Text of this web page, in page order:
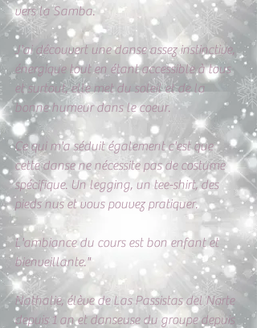
vers la Samba.
J'ai découvert une danse assez instinctive,
énergique tout en étant accessible à tous
et surtout, elle met du soleil et de la
bonne humeur dans le coeur.
Ce qui m'a séduit également c'est que
cette danse ne nécessite pas de costume
spécifique. Un legging, un tee-shirt, des
pieds nus et vous pouvez pratiquer.
L'ambiance du cours est bon enfant et
bienveillante."
Nathalie, élève de Las Passistas del Norte
depuis 1 an et danseuse du groupe depuis